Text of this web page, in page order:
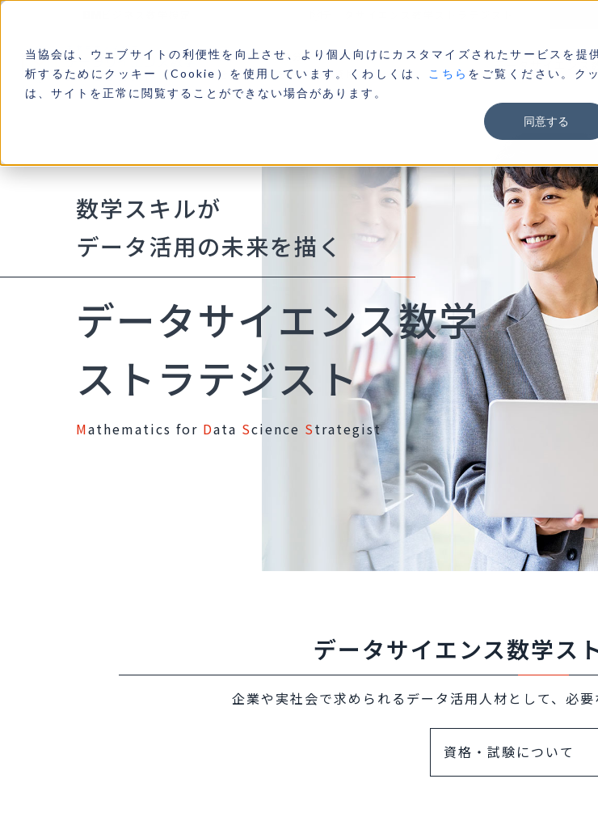
当協会は、ウェブサイトの利便性を向上させ、より個人向けにカスタマイズされたサービスを提
析するためにクッキー（Cookie）を使用しています。くわしくは、
こちら をご覧ください。ク
は、サイトを正常に閲覧することができない場合があります。
同意する
データサイエンスの分野における
数学を扱う技能を認定する資格
データサイエンス
数学スキルが
データ活用の未来を描く
データサイエンス数学
ストラテジスト
Mathematics for Data Science Strategist
データサイエンス数学ス
企業や実社会で求められるデータ活用人材として、必
資格・試験について